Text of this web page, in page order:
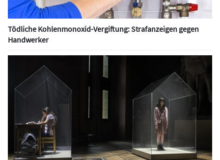
Tödliche Kohlenmonoxid-Vergiftung: Strafanzeigen gegen
Handwerker